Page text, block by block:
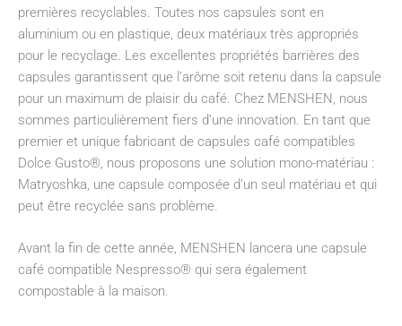
premières recyclables. Toutes nos capsules sont en
aluminium ou en plastique, deux matériaux très appropriés
pour le recyclage. Les excellentes propriétés barrières des
capsules garantissent que l’arôme soit retenu dans la capsule
pour un maximum de plaisir du café. Chez MENSHEN, nous
sommes particulièrement fiers d’une innovation. En tant que
premier et unique fabricant de capsules café compatibles
Dolce Gusto®, nous proposons une solution mono-matériau :
Matryoshka, une capsule composée d’un seul matériau et qui
peut être recyclée sans problème.
Avant la fin de cette année, MENSHEN lancera une capsule
café compatible Nespresso® qui sera également
compostable à la maison.